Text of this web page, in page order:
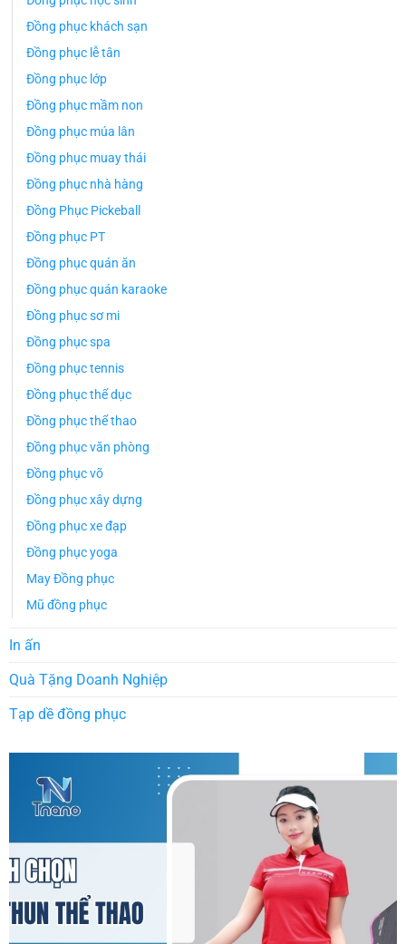
Đồng phục khách sạn
Đồng phục lễ tân
Đồng phục lớp
Đồng phục mầm non
Đồng phục múa lân
Đồng phục muay thái
Đồng phục nhà hàng
Đồng Phục Pickeball
Đồng phục PT
Đồng phục quán ăn
Đồng phục quán karaoke
Đồng phục sơ mi
Đồng phục spa
Đồng phục tennis
Đồng phục thể dục
Đồng phục thể thao
Đồng phục văn phòng
Đồng phục võ
Đồng phục xây dựng
Đồng phục xe đạp
Đồng phục yoga
May Đồng phục
Mũ đồng phục
In ấn
Quà Tặng Doanh Nghiệp
Tạp dề đồng phục